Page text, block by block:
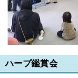
ハープ鑑賞会